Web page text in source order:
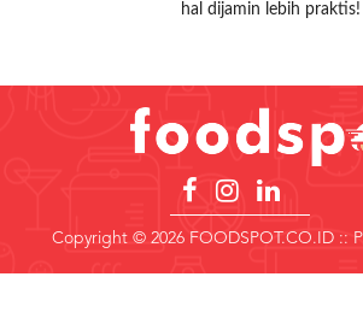
hal dijamin lebih praktis!
Copyright © 2026 FOODSPOT.CO.ID ::